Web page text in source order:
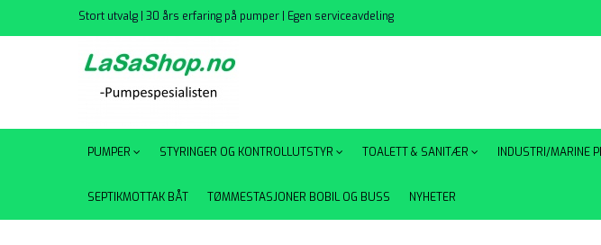
Stort utvalg | 30 års erfaring på pumper | Egen serviceavdeling
PUMPER STYRINGER OG KONTROLLUTSTYR TOALETT & SANITÆR INDUSTRI/MARINE
SEPTIKMOTTAK BÅT TØMMESTASJONER BOBIL OG BUSS NYHETER